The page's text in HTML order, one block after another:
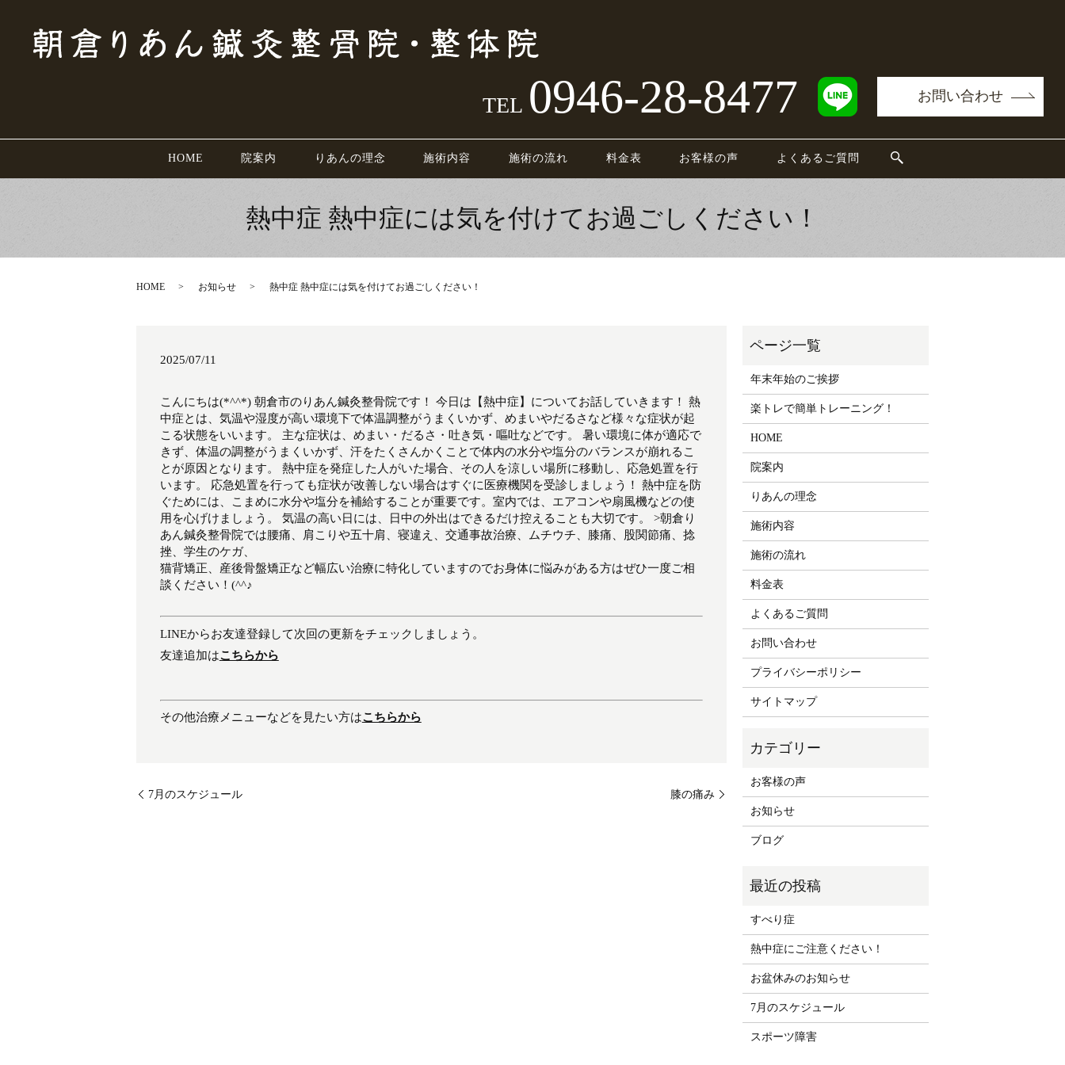
HOME 院案内 りあんの理念 施術内容 施術の流れ 料金表 お客様の声 よくあるご質問
TEL 0946-28-8477 お問い合わせ
熱中症 熱中症には気を付けてお過ごしください！
HOME お知らせ 熱中症 熱中症には気を付けてお過ごしください！
2025/07/11
こんにちは(*^^*) 朝倉市のりあん鍼灸整骨院です！ 今日は【熱中症】についてお話していきます！ 熱
中症とは、気温や湿度が高い環境下で体温調整がうまくいかず、めまいやだるさなど様々な症状が起
こる状態をいいます。 主な症状は、めまい・だるさ・吐き気・嘔吐などです。 暑い環境に体が適応で
きず、体温の調整がうまくいかず、汗をたくさんかくことで体内の水分や塩分のバランスが崩れるこ
とが原因となります。 熱中症を発症した人がいた場合、その人を涼しい場所に移動し、応急処置を行
います。 応急処置を行っても症状が改善しない場合はすぐに医療機関を受診しましょう！ 熱中症を防
ぐためには、こまめに水分や塩分を補給することが重要です。室内では、エアコンや扇風機などの使
用を心げけましょう。 気温の高い日には、日中の外出はできるだけ控えることも大切です。 >朝倉り
あん鍼灸整骨院では腰痛、肩こりや五十肩、寝違え、交通事故治療、ムチウチ、膝痛、股関節痛、捻
挫、学生のケガ、
猫背矯正、産後骨盤矯正など幅広い治療に特化していますのでお身体に悩みがある方はぜひ一度ご相
談ください！(^^♪
LINEからお友達登録して次回の更新をチェックしましょう。
友達追加はこちらから
その他治療メニューなどを見たい方はこちらから
7月のスケジュール 膝の痛み
年末年始のご挨拶
楽トレで簡単トレーニング！
HOME
院案内
りあんの理念
施術内容
施術の流れ
料金表
よくあるご質問
お問い合わせ
プライバシーポリシー
サイトマップ
お客様の声
お知らせ
ブログ
すべり症
熱中症にご注意ください！
お盆休みのお知らせ
7月のスケジュール
スポーツ障害